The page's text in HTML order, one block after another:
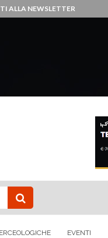
ALLA NEWSLETTER
EVENTI